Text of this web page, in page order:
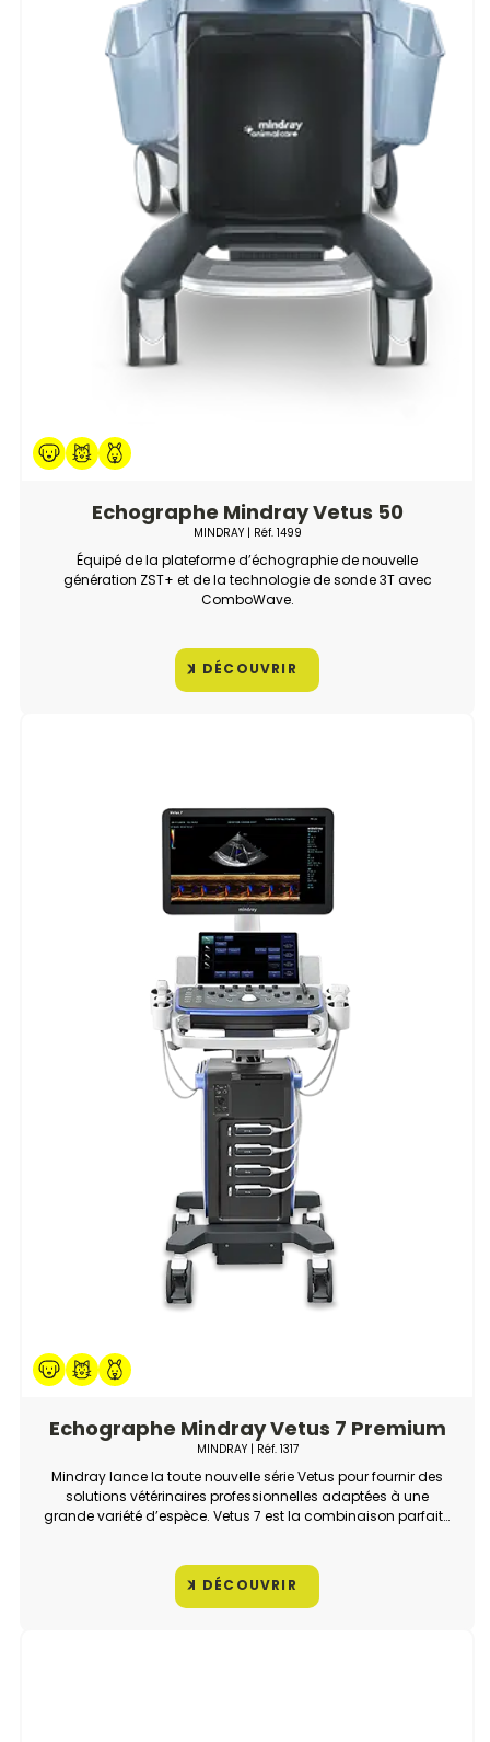
Echographe Mindray Vetus 50
MINDRAY| Réf. 1499
Équipé de la plateforme d’échographie de nouvelle
génération ZST+ et de la technologie de sonde 3T avec
ComboWave.
DÉCOUVRIR
Echographe Mindray Vetus 7 Premium
MINDRAY| Réf. 1317
Mindray lance la toute nouvelle série Vetus pour fournir des
solutions vétérinaires professionnelles adaptées à une
grande variété d’espèce. Vetus 7 est la combinaison parfaite
DÉCOUVRIR